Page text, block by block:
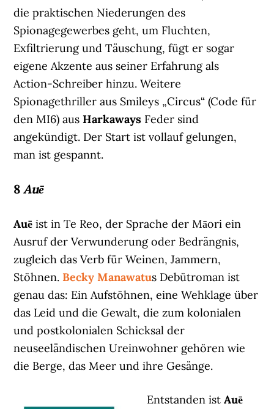
die praktischen Niederungen des
Spionagegewerbes geht, um Fluchten,
Exfiltrierung und Täuschung, fügt er sogar
eigene Akzente aus seiner Erfahrung als
Action-Schreiber hinzu. Weitere
Spionagethriller aus Smileys „Circus“ (Code für
den MI6) ausHarkaways Feder sind
angekündigt. Der Start ist vollauf gelungen,
man ist gespannt.
8 Auē
Auēist in Te Reo, der Sprache der Māori ein
Ausruf der Verwunderung oder Bedrängnis,
zugleich das Verb für Weinen, Jammern,
Stöhnen. Becky Manawatus Debütroman ist
genau das: Ein Aufstöhnen, eine Wehklage über
das Leid und die Gewalt, die zum kolonialen
und postkolonialen Schicksal der
neuseeländischen Ureinwohner gehören wie
die Berge, das Meer und ihre Gesänge.
Entstanden istAuē